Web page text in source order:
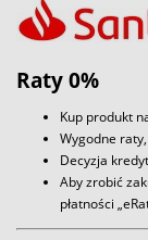
Raty 0%
Kup produkt
Wygodne
Decyzja
Aby zrobić
płatności